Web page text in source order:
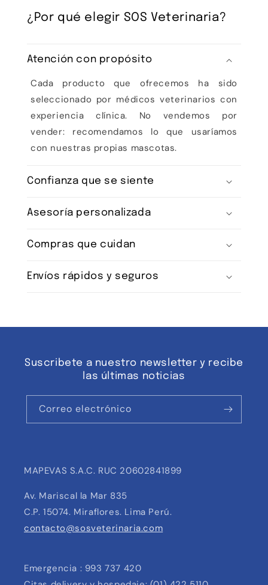
¿Por qué elegir SOS Veterinaria?
Atención con propósito
Cada producto que ofrecemos ha sido
seleccionado por médicos veterinarios con
experiencia clínica. No vendemos por
vender: recomendamos lo que usaríamos
con nuestras propias mascotas.
Confianza que se siente
Asesoría personalizada
Compras que cuidan
Envíos rápidos y seguros
Suscribete a nuestro newsletter y recibe
las últimas noticias
Correo electrónico
MAPEVAS S.A.C. RUC 20602841899
Av. Mariscal la Mar 835
C.P. 15074. Miraflores. Lima Perú.
contacto@sosveterinaria.com
Emergencia : 993 737 420